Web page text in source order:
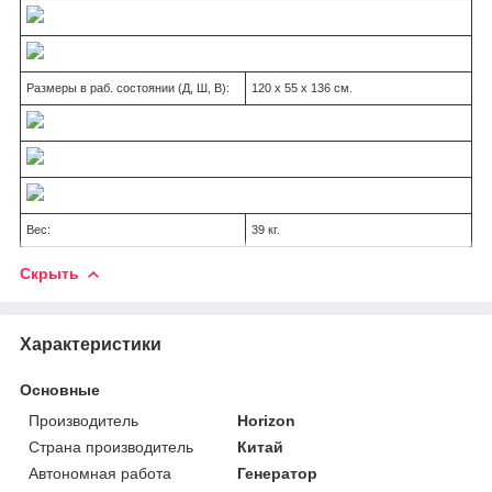
Размеры в раб. состоянии (Д, Ш, В): 120 x 55 x 136 см.
Вес: 39 кг.
Скрыть
Характеристики
Основные
Производитель
Horizon
Страна производитель
Китай
Автономная работа
Генератор